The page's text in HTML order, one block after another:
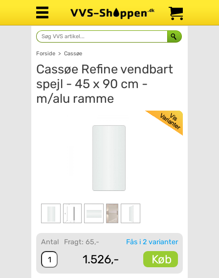
Forside > Cassøe
Cassøe Refine vendbart
spejl - 45 x 90 cm -
m/alu ramme
Fås i 2 varianter
Antal Fragt: 65,-
1.526,- Køb